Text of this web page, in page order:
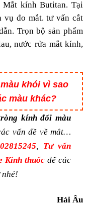
kính Butitan. Tại
vụ đo mắt. tư vấn cắt
Trọn bộ sản phẩm
nước rửa mắt kính,
khói vì sao
màu khác?
kính đổi màu
vấn đề về mắt…
, Tư vấn
Kính thuốc để các
nhé!
Hải Âu